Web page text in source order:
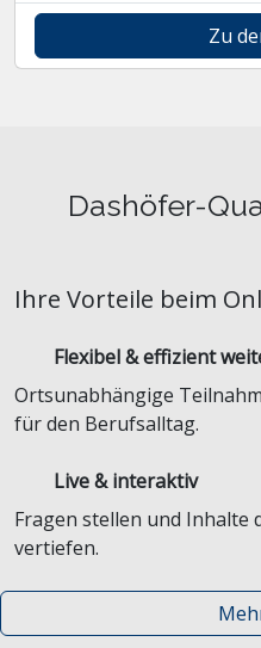
Zu
Dashöfer-
Ihre Vorteile beim
Flexibel & effizient
Ortsunabhängige
für den Berufsalltag.
Live & interaktiv
Fragen stellen und Inhalte
vertiefen.